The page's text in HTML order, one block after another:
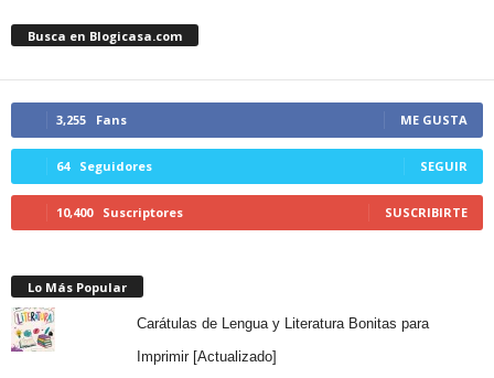
Busca en Blogicasa.com
3,255 Fans ME GUSTA
64 Seguidores SEGUIR
10,400 Suscriptores SUSCRIBIRTE
Lo Más Popular
Carátulas de Lengua y Literatura Bonitas para
Imprimir [Actualizado]